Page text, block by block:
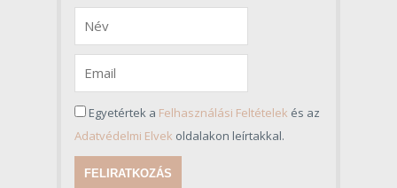
Egyetértek a Felhasználási Feltételek és az
Adatvédelmi Elvek oldalakon leírtakkal.
FELIRATKOZÁS